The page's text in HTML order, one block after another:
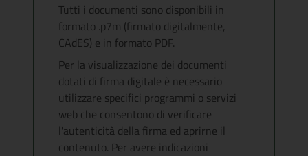
Tutti i documenti sono disponibili in
formato .p7m (firmato digitalmente,
CAdES) e in formato PDF.
Per la visualizzazione dei documenti
dotati di firma digitale è necessario
utilizzare specifici programmi o servizi
web che consentono di verificare
l'autenticità della firma ed aprirne il
contenuto. Per avere indicazioni